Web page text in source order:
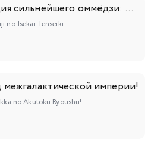
Реинкарнация сильнейшего оммёдзи: Эти монстры слишком слабы по сравнению с моим ёкаем
no Isekai Tenseiki
империи!
no Akutoku Ryoushu!